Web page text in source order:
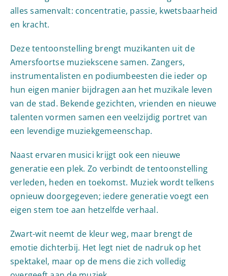
alles samenvalt: concentratie, passie, kwetsbaarheid
en kracht.
Deze tentoonstelling brengt muzikanten uit de
Amersfoortse muziekscene samen. Zangers,
instrumentalisten en podiumbeesten die ieder op
hun eigen manier bijdragen aan het muzikale leven
van de stad. Bekende gezichten, vrienden en nieuwe
talenten vormen samen een veelzijdig portret van
een levendige muziekgemeenschap.
Naast ervaren musici krijgt ook een nieuwe
generatie een plek. Zo verbindt de tentoonstelling
verleden, heden en toekomst. Muziek wordt telkens
opnieuw doorgegeven; iedere generatie voegt een
eigen stem toe aan hetzelfde verhaal.
Zwart-wit neemt de kleur weg, maar brengt de
emotie dichterbij. Het legt niet de nadruk op het
spektakel, maar op de mens die zich volledig